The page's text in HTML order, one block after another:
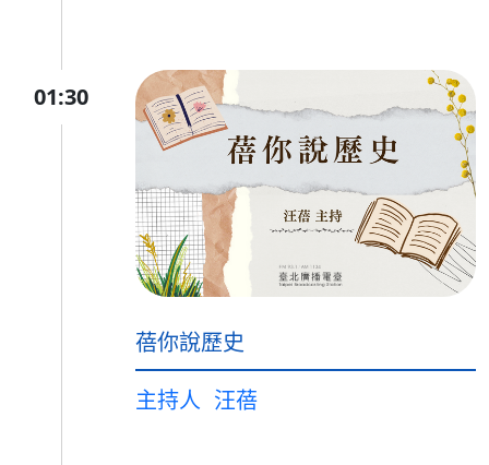
01:30
蓓你說歷史
主持人 汪蓓